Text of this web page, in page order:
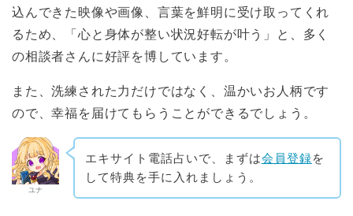
込んできた映像や画像、言葉を鮮明に受け取ってくれ
るため、「心と身体が整い状況好転が叶う」と、多く
の相談者さんに好評を博しています。
また、洗練された力だけではなく、温かいお人柄です
ので、幸福を届けてもらうことができるでしょう。
ユナ
エキサイト電話占いで、まずは会員登録を
して特典を手に入れましょう。